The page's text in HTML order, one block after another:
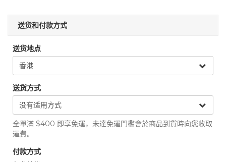
送货和付款方式
送货地点
送货方式
全單滿 $400 即享免運，未達免運門檻會於商品到貨時向您收取
運費。
付款方式